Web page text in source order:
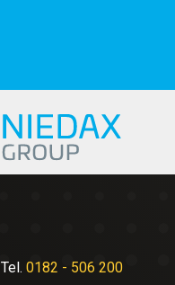
Tel. 0182 - 506 200